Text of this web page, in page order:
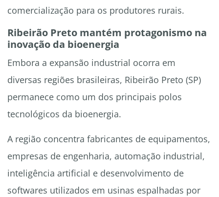
comercialização para os produtores rurais.
Ribeirão Preto mantém protagonismo na
inovação da bioenergia
Embora a expansão industrial ocorra em
diversas regiões brasileiras, Ribeirão Preto (SP)
permanece como um dos principais polos
tecnológicos da bioenergia.
A região concentra fabricantes de equipamentos,
empresas de engenharia, automação industrial,
inteligência artificial e desenvolvimento de
softwares utilizados em usinas espalhadas por